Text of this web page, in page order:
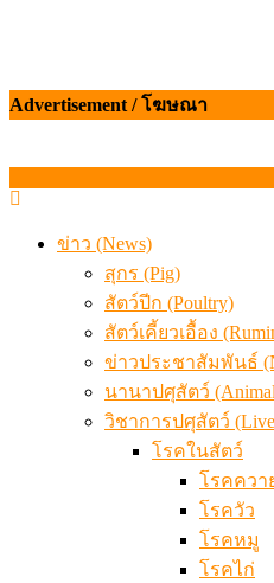
Advertisement / โฆษณา
ข่าว (News)
สุกร (Pig)
สัตว์ปีก (Poultry)
สัตว์เคี้ยวเอื้อง
ข่าวประชาสัมพันธ์
นานาปศุสัตว์
วิชาการปศุสัตว์
โรคในสัตว์
โรคควา
โรควัว
โรคหมู
โรคไก่